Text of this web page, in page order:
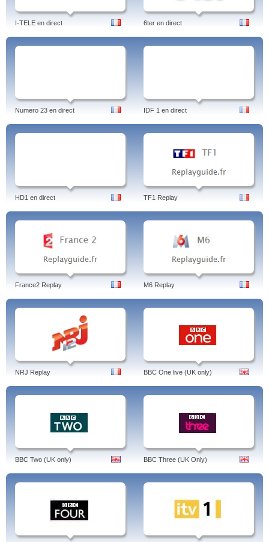
I-TELE en direct 6ter en direct
Numero 23 en direct IDF 1 en direct
HD1 en direct TF1 Replay
France2 Replay M6 Replay
NRJ Replay BBC One live (UK only)
BBC Two (UK only) BBC Three (UK Only)